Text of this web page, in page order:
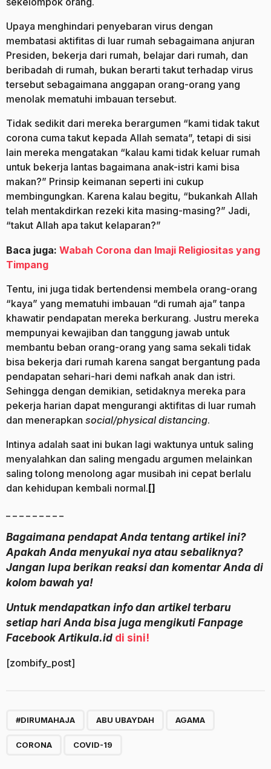
Upaya menghindari penyebaran virus dengan
membatasi aktifitas di luar rumah sebagaimana anjuran
Presiden, bekerja dari rumah, belajar dari rumah, dan
beribadah di rumah, bukan berarti takut terhadap virus
tersebut sebagaimana anggapan orang-orang yang
menolak mematuhi imbauan tersebut.
Tidak sedikit dari mereka berargumen “kami tidak takut
corona cuma takut kepada Allah semata”, tetapi di sisi
lain mereka mengatakan “kalau kami tidak keluar rumah
untuk bekerja lantas bagaimana anak-istri kami bisa
makan?” Prinsip keimanan seperti ini cukup
membingungkan. Karena kalau begitu, “bukankah Allah
telah mentakdirkan rezeki kita masing-masing?” Jadi,
“takut Allah apa takut kelaparan?”
Baca juga: Wabah Corona dan Imaji Religiositas yang
Timpang
Tentu, ini juga tidak bertendensi membela orang-orang
“kaya” yang mematuhi imbauan “di rumah aja” tanpa
khawatir pendapatan mereka berkurang. Justru mereka
mempunyai kewajiban dan tanggung jawab untuk
membantu beban orang-orang yang sama sekali tidak
bisa bekerja dari rumah karena sangat bergantung pada
pendapatan sehari-hari demi nafkah anak dan istri.
Sehingga dengan demikian, setidaknya mereka para
pekerja harian dapat mengurangi aktifitas di luar rumah
dan menerapkan social/physical distancing.
Intinya adalah saat ini bukan lagi waktunya untuk saling
menyalahkan dan saling mengadu argumen melainkan
saling tolong menolong agar musibah ini cepat berlalu
dan kehidupan kembali normal.[]
_ _ _ _ _ _ _ _ _
Bagaimana pendapat Anda tentang artikel ini?
Apakah Anda menyukai nya atau sebaliknya?
Jangan lupa berikan reaksi dan komentar Anda di
kolom bawah ya!
Untuk mendapatkan info dan artikel terbaru
setiap hari Anda bisa juga mengikuti Fanpage
Facebook Artikula.id di sini!
[zombify_post]
#DIRUMAHAJA ABU UBAYDAH AGAMA
CORONA COVID-19